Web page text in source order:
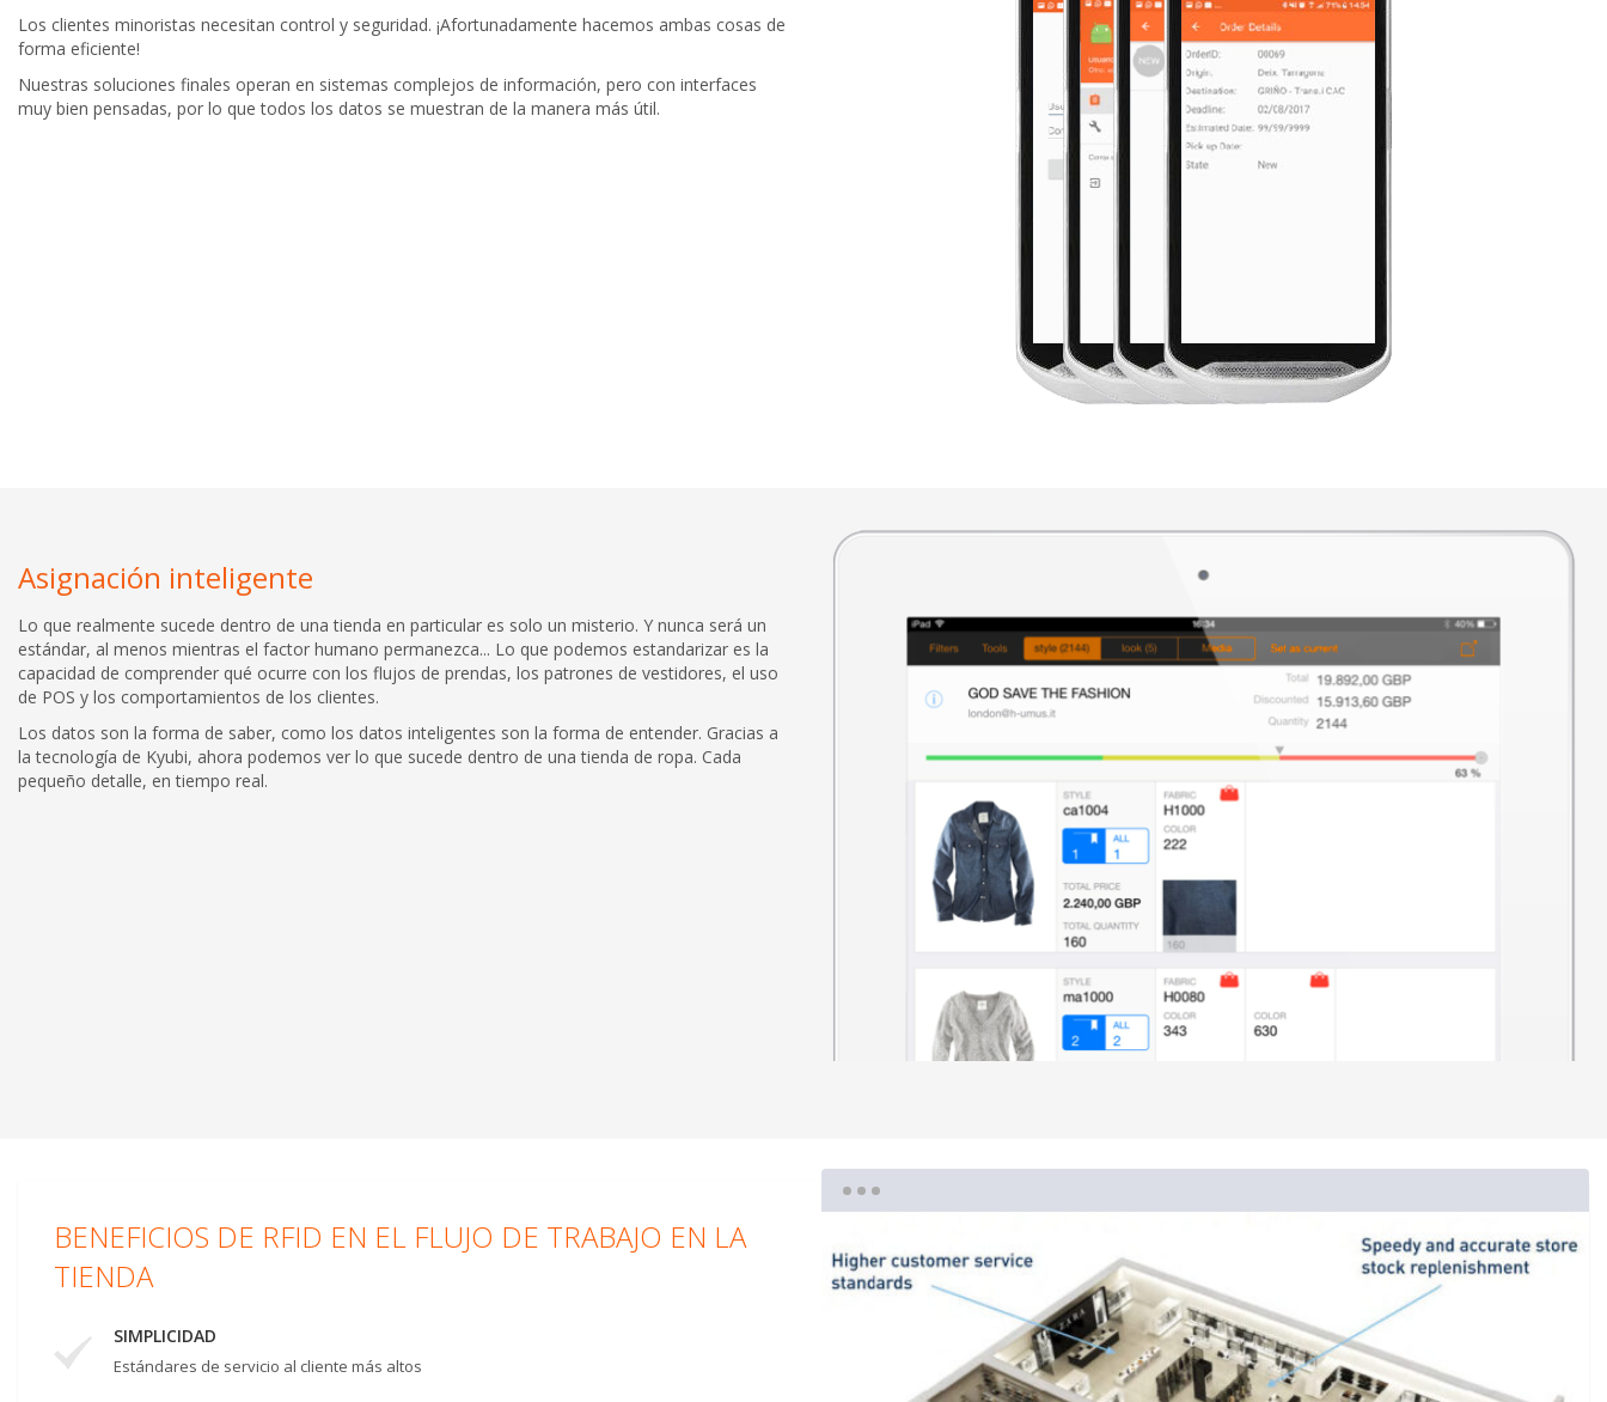
Los clientes minoristas necesitan control y seguridad. ¡Afortunadamente hacemos ambas cosas de
forma eficiente!
Nuestras soluciones finales operan en sistemas complejos de información, pero con interfaces
muy bien pensadas, por lo que todos los datos se muestran de la manera más útil.
Asignación inteligente
Lo que realmente sucede dentro de una tienda en particular es solo un misterio. Y nunca será un
estándar, al menos mientras el factor humano permanezca... Lo que podemos estandarizar es la
capacidad de comprender qué ocurre con los flujos de prendas, los patrones de vestidores, el uso
de POS y los comportamientos de los clientes.
Los datos son la forma de saber, como los datos inteligentes son la forma de entender. Gracias a
la tecnología de Kyubi, ahora podemos ver lo que sucede dentro de una tienda de ropa. Cada
pequeño detalle, en tiempo real.
BENEFICIOS DE RFID EN EL FLUJO DE TRABAJO EN LA
TIENDA
SIMPLICIDAD
Estándares de servicio al cliente más altos